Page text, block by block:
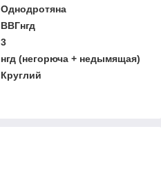
Однодротяна
ВВГнгд
3
нгд (негорюча + недымящая)
Круглий